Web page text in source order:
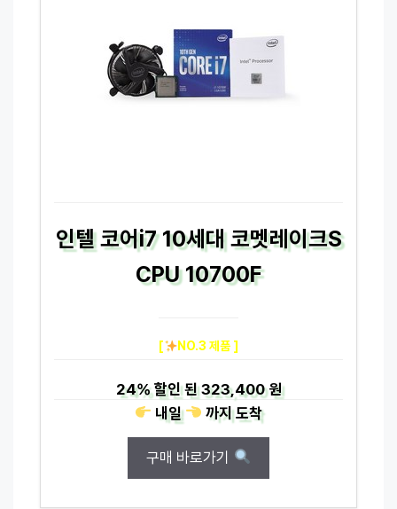
인텔 코어i7 10세대 코멧레이크S
CPU 10700F
[ NO.3 제품 ]
24%할인 된323,400 원
내일
까지도착
구매 바로가기